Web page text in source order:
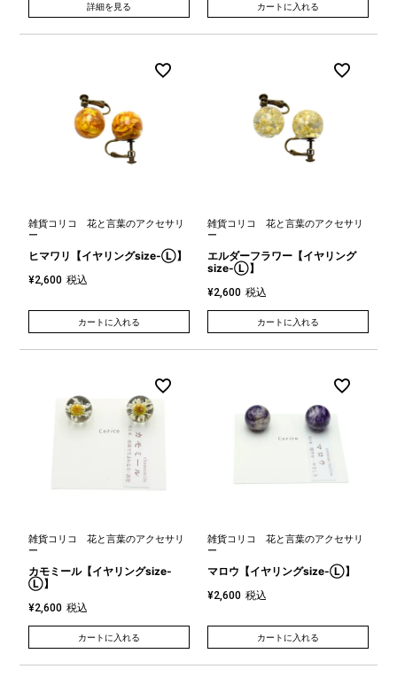
詳細を見る カートに入れる
雑貨コリコ 花と言葉のアクセサリ
ー
ヒマワリ【イヤリングsize-Ⓛ】
¥2,600 税込
カートに入れる
雑貨コリコ 花と言葉のアクセサリ
ー
エルダーフラワー【イヤリング
size-Ⓛ】
¥2,600 税込
カートに入れる
雑貨コリコ 花と言葉のアクセサリ
ー
カモミール【イヤリングsize-
Ⓛ】
¥2,600 税込
カートに入れる
雑貨コリコ 花と言葉のアクセサリ
ー
マロウ【イヤリングsize-Ⓛ】
¥2,600 税込
カートに入れる